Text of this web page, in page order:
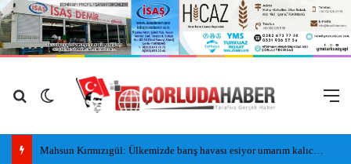
Arama yap ...
Dış görünümü değiştir